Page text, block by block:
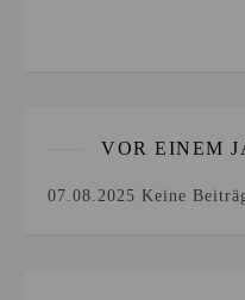
VOR EINEM
07.08.2025 Keine